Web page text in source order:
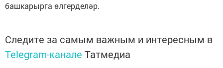
башкарырга өлгерделәр.
Следите за самым важным и интересным в
Telegram-канале Татмедиа